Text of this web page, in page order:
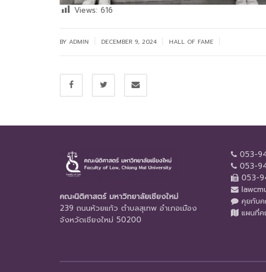
Views: 616
BY ADMIN DECEMBER 9, 2024 HALL OF FAME
คณะนิติศาสตร์ มหาวิทยาลัยเชียงใหม่
239 ถนนห้วยแก้ว ตำบลสุเทพ อำเภอเมือง
จังหวัดเชียงใหม่ 50200
053-
053-
053-
คุยกับ
แผนที่